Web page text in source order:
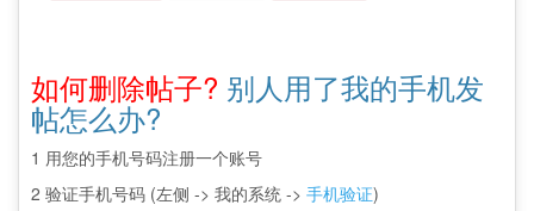
如何删除帖子? 别人用了我的手机发
帖怎么办?
1 用您的手机号码注册一个账号
2 验证手机号码 (左侧 -> 我的系统 -> 手机验证)